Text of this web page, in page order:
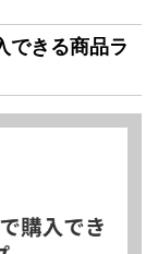
できる商品ラ